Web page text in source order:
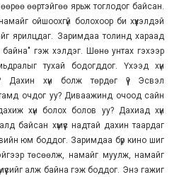
өөртэйгөө ярьж тоглодог байсан.
ойшоохгүй болохоор би хүүхэлдэй
ярилцдаг. Заримдаа толинд хараад
гэж хэлдэг. Шөнө унтах гэхээр
тухай бодогддог. Үхээд хүн
хүн болж төрдөг үү? Эсвэл
очдог уу? Диваажинд очоод сайн
хүн болох болов уу? Дахиад хүн
байсан хүмүүс надтай дахин таардаг
юм боддог. Заримдаа бүр кино шиг
төсөөлж, намайг муулж, намайг
алж байна гэж боддог. Энэ гажиг